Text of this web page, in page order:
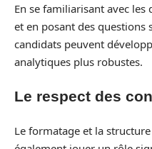
En se familiarisant avec
et en posant des
candidats peuvent
analytiques plus robustes.
Le respect des
Le formatage et la